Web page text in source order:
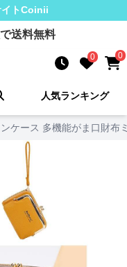
トCoinii
送料無料
0 0
人気ランキング
ケース 多機能がま口財布